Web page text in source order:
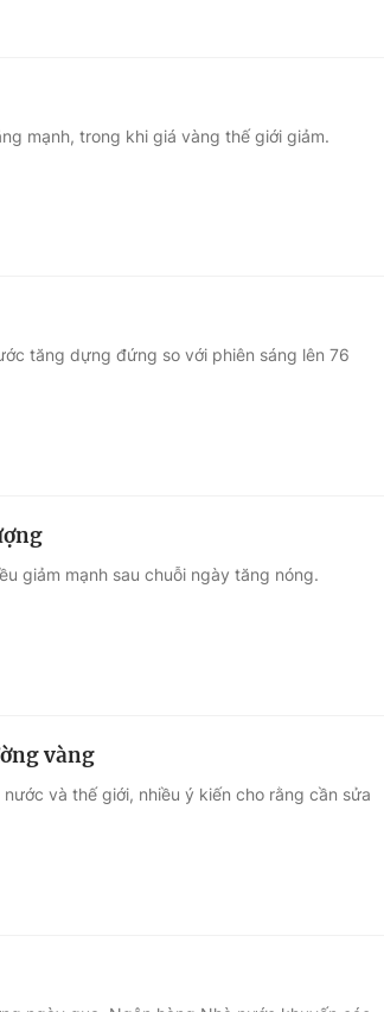
mạnh, trong khi giá vàng thế giới giảm.
tăng dựng đứng so với phiên sáng lên 76
giảm mạnh sau chuỗi ngày tăng nóng.
vàng
và thế giới, nhiều ý kiến cho rằng cần sửa